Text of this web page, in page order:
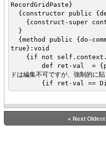
RecordGridPaste}
{constructor public
{construct-super
}
{method public {do-
true}:void
{if not
def ret-val = {popup-
ドは編集不可ですが、強制的に
{if ret-val ==
{super.do-
}
« Next Oldest